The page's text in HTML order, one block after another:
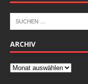
ARCHIV